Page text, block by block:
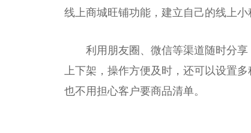
线上商城旺铺功能，建立自己的线上小
利用朋友圈、微信等渠道随时分
上下架，操作方便及时，还可以设置
也不用担心客户要商品清单。